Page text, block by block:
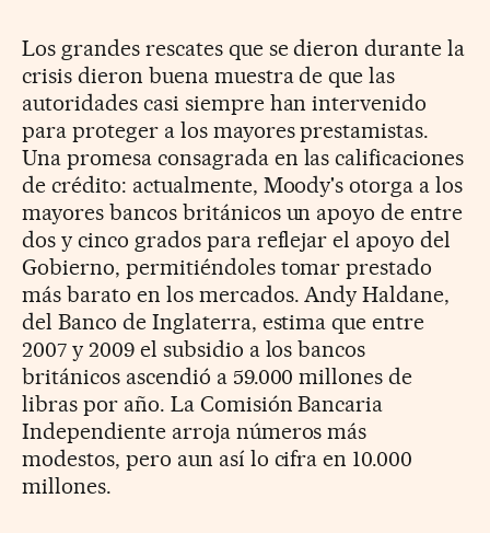
Los grandes rescates que se dieron durante la
crisis dieron buena muestra de que las
autoridades casi siempre han intervenido
para proteger a los mayores prestamistas.
Una promesa consagrada en las calificaciones
de crédito: actualmente, Moody's otorga a los
mayores bancos británicos un apoyo de entre
dos y cinco grados para reflejar el apoyo del
Gobierno, permitiéndoles tomar prestado
más barato en los mercados. Andy Haldane,
del Banco de Inglaterra, estima que entre
2007 y 2009 el subsidio a los bancos
británicos ascendió a 59.000 millones de
libras por año. La Comisión Bancaria
Independiente arroja números más
modestos, pero aun así lo cifra en 10.000
millones.